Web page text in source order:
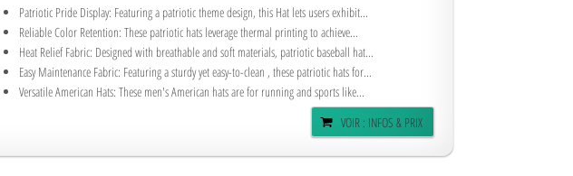
Patriotic Pride Display: Featuring a patriotic theme design, this Hat lets users exhibit...
Reliable Color Retention: These patriotic hats leverage thermal printing to achieve...
Heat Relief Fabric: Designed with breathable and soft materials, patriotic baseball hat...
Easy Maintenance Fabric: Featuring a sturdy yet easy-to-clean , these patriotic hats for...
Versatile American Hats: These men's American hats are for running and sports like...
VOIR : INFOS & PRIX